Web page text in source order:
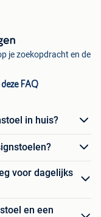
je zoekopdracht en de
FAQ
in huis?
voor dagelijks
en een